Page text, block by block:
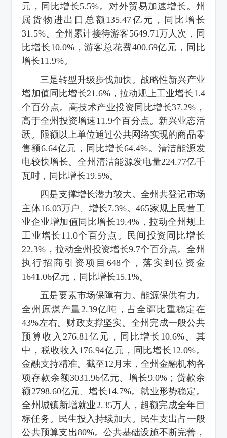
元，同比增长5.5%。对外贸易加速增长。州
属货物进出口总额135.47亿元，同比增长
31.5%。全州累计接待游客5649.71万人次，同
比增长10.0%，游客总花费400.69亿元，同比
增长11.9%。
三是转型升级步伐加快。战略性新兴产业
增加值同比增长21.6%，拉动规上工业增长1.4
个百分点。高技术产业投资同比增长37.2%，
高于全州投资增速11.9个百分点。新兴业态活
跃。限额以上单位通过公共网络实现的商品零
售额6.64亿元，同比增长64.4%。清洁能源发
电较快增长。全州清洁能源发电量224.77亿千
瓦时，同比增长19.5%。
四是支撑增长潜力较大。全州共登记市场
主体16.03万户、增长7.3%。465家规上民营工
业企业增加值同比增长19.4%，拉动全州规上
工业增长11.0个百分点。民间投资同比增长
22.3%，拉动全州投资增长9.7个百分点。全州
执行招商引资项目648个，落实到位资金
1641.06亿元，同比增长15.1%。
五是要素市场保障有力。能源保供有力。
全州原煤产量2.39亿吨，占全疆比重稳定在
43%左右。财政支撑坚实。全州完成一般公共
预算收入276.81亿元，同比增长10.6%。其
中，税收收入176.94亿元，同比增长12.0%。
金融支持精准。截至12月末，全州金融机构各
项存款余额3031.96亿元、增长9.0%；贷款余
额2798.60亿元、增长14.7%。就业形势稳定。
全州城镇新增就业2.35万人，超额完成全年目
标任务。民生投入持续加大。民生支出占一般
公共预算支出80%。公共基础设施不断完善，